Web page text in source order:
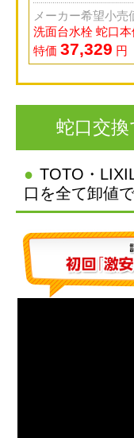
メーカー希望小売
洗面台水栓 蛇口本
特価 37,329 円
蛇口交
TOTO・
口を全て卸値